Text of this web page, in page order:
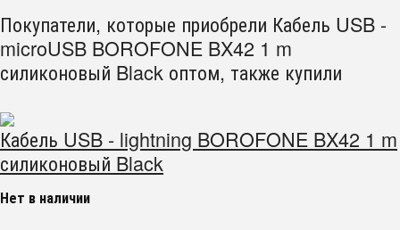
Покупатели, которые приобрели Кабель USB -
microUSB BOROFONE BX42 1 m
силиконовый Black оптом, также купили
Кабель USB - lightning BOROFONE BX42 1 m
силиконовый Black
Нет в наличии